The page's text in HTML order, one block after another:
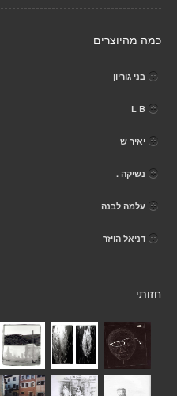
כמה מהיוצרים
בני גוריון
L B
יאיר ש
נשיקה .
עלמה לבנה
דניאל הויזר
חזותי